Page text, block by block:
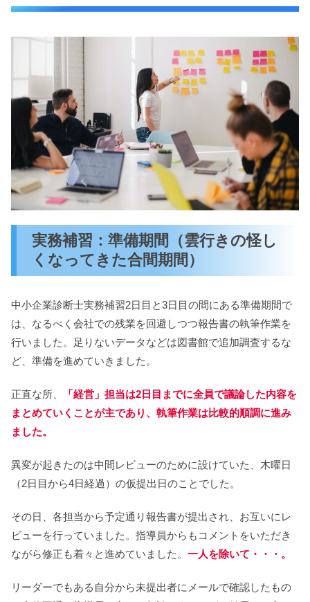
実務補習：準備期間（雲行きの怪し
くなってきた合間期間）
中小企業診断士実務補習2日目と3日目の間にある準備期間で
は、なるべく会社での残業を回避しつつ報告書の執筆作業を
行いました。足りないデータなどは図書館で追加調査するな
ど、準備を進めていきました。
正直な所、
「経営」担当は2日目までに全員で議論した内容を
まとめていくことが主であり、執筆作業は比較的順調に進み
ました。
異変が起きたのは中間レビューのために設けていた、木曜日
（2日目から4日経過）の仮提出日のことでした。
その日、各担当から予定通り報告書が提出され、お互いにレ
ビューを行っていました。指導員からもコメントをいただき
ながら修正も着々と進めていました。 一人を除いて・・・。
リーダーでもある自分から未提出者にメールで確認したもの